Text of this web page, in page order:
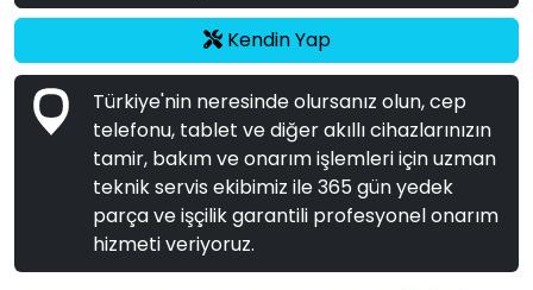
Kendin Yap
Türkiye'nin neresinde olursanız olun, cep
telefonu, tablet ve diğer akıllı cihazlarınızın
tamir, bakım ve onarım işlemleri için uzman
teknik servis ekibimiz ile 365 gün yedek
parça ve işçilik garantili profesyonel onarım
hizmeti veriyoruz.